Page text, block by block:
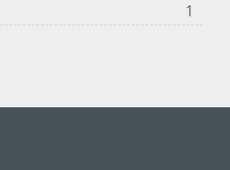
1